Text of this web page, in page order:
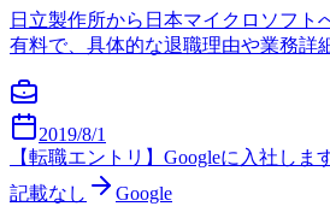
日立製作所から日本マイクロソフト
有料で、具体的な退職理由や業務詳
2019/8/1
【転職エントリ】Googleに入社しま
記載なし
Google